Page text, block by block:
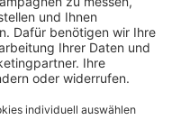
genau
unter anderem Tinte
– großer sowie
Online Fachhandel für
oder den Alltag mit